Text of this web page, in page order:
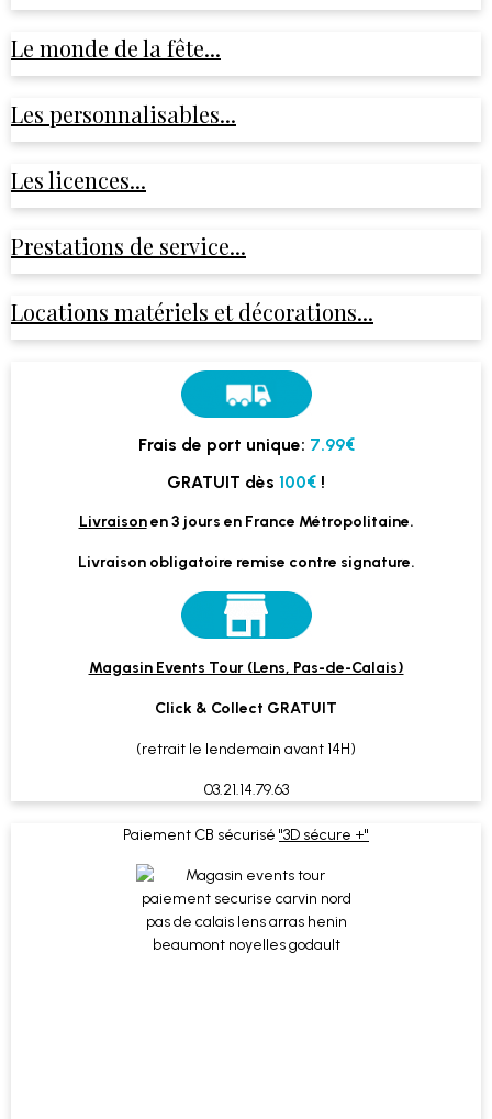
Le monde de la fête...
Les personnalisables...
Les licences...
Prestations de service...
Locations matériels et décorations...
Frais de port unique: 7.99€
GRATUIT dès 100€ !
Livraisonen 3 jours en France Métropolitaine.
Livraison obligatoire remise contre signature.
Magasin Events Tour (Lens, Pas-de-Calais)
Click & Collect GRATUIT
(retrait le lendemain avant 14H)
03.21.14.79.63
Paiement CB sécurisé "3D sécure +"